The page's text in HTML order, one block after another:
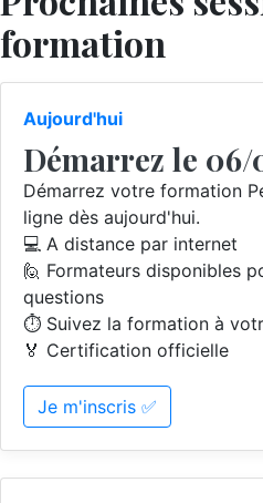
formation
Aujourd'hui
Démarrez le 06/
Démarrez votre formation
ligne dès aujourd'hui.
💻 A distance par internet
🙋 Formateurs disponibles
questions
⏱️ Suivez la formation à
🏅 Certification officielle
Je m'inscris ✅